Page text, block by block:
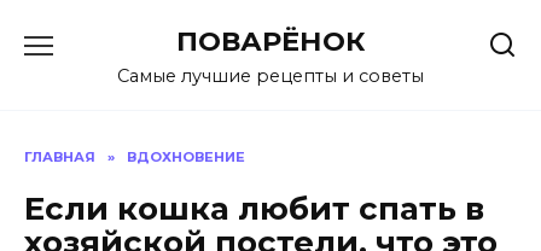
содержанию
ПОВАРЁНОК
Самые лучшие рецепты и советы
ГЛАВНАЯ » ВДОХНОВЕНИЕ
Если кошка любит спать в
хозяйской постели, что это